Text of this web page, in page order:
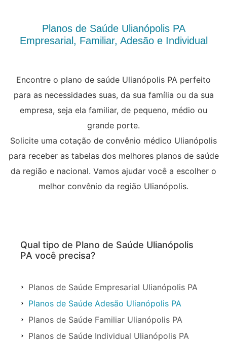
Planos de Saúde Ulianópolis PA
Empresarial, Familiar, Adesão e Individual
Encontre o plano de saúde Ulianópolis PA perfeito
para as necessidades suas, da sua família ou da sua
empresa, seja ela familiar, de pequeno, médio ou
grande porte.
Solicite uma cotação de convênio médico Ulianópolis
para receber as tabelas dos melhores planos de saúde
da região e nacional. Vamos ajudar você a escolher o
melhor convênio da região Ulianópolis.
Qual tipo de Plano de Saúde Ulianópolis
PA você precisa?
Planos de Saúde Empresarial Ulianópolis PA
Planos de Saúde Adesão Ulianópolis PA
Planos de Saúde Familiar Ulianópolis PA
Planos de Saúde Individual Ulianópolis PA